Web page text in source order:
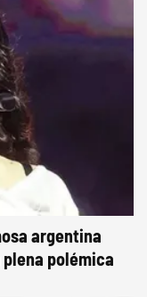
argentina
polémica